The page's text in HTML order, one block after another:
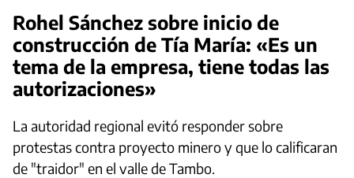
Rohel Sánchez sobre inicio de
construcción de Tía María: «Es un
tema de la empresa, tiene todas las
autorizaciones»
La autoridad regional evitó responder sobre
protestas contra proyecto minero y que lo calificaran
de "traidor" en el valle de Tambo.